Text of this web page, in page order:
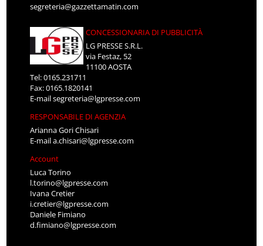
segreteria@gazzettamatin.com
CONCESSIONARIA DI PUBBLICITÀ
LG PRESSE S.R.L.
via Festaz, 52
11100 AOSTA
Tel: 0165.231711
Fax: 0165.1820141
E-mailsegreteria@lgpresse.com
RESPONSABILE DI AGENZIA
Arianna Gori Chisari
E-maila.chisari@lgpresse.com
Account
Luca Torino
l.torino@lgpresse.com
Ivana Cretier
i.cretier@lgpresse.com
Daniele Fimiano
d.fimiano@lgpresse.com